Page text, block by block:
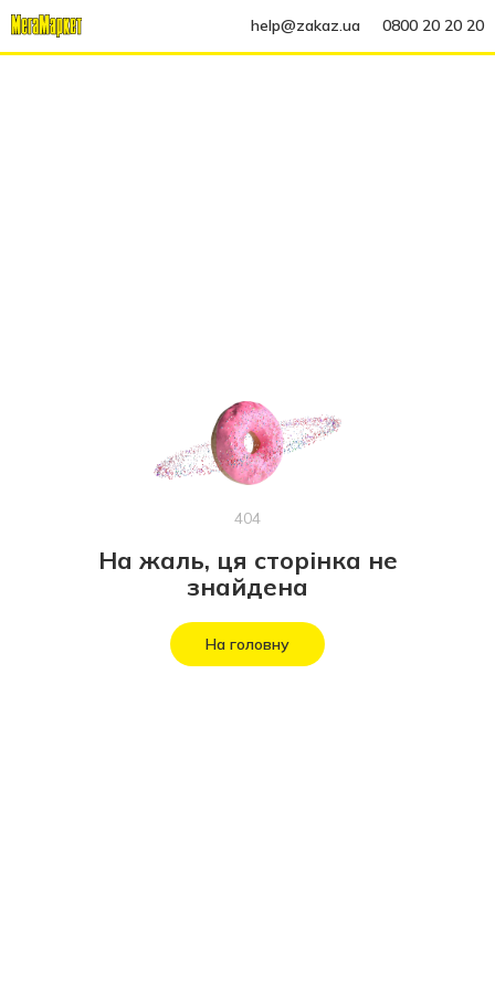
help@zakaz.ua 0800 20 20 20
404
На жаль, ця сторінка не
знайдена
На головну